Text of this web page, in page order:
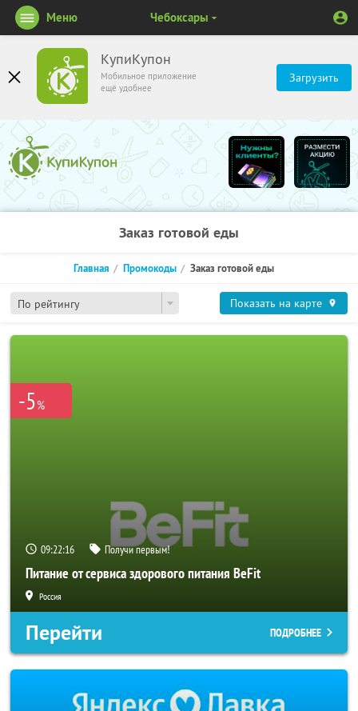
КупиКупон
Мобильное приложение
ещё удобнее
Загрузить
Меню Чебоксары
Заказ готовой еды
По рейтингу
Главная Промокоды Заказ готовой еды
Показать на карте
-5%
09:22:15 Получи первым!
Питание от сервиса здорового питания BeFit
Россия
Перейти ПОДРОБНЕЕ